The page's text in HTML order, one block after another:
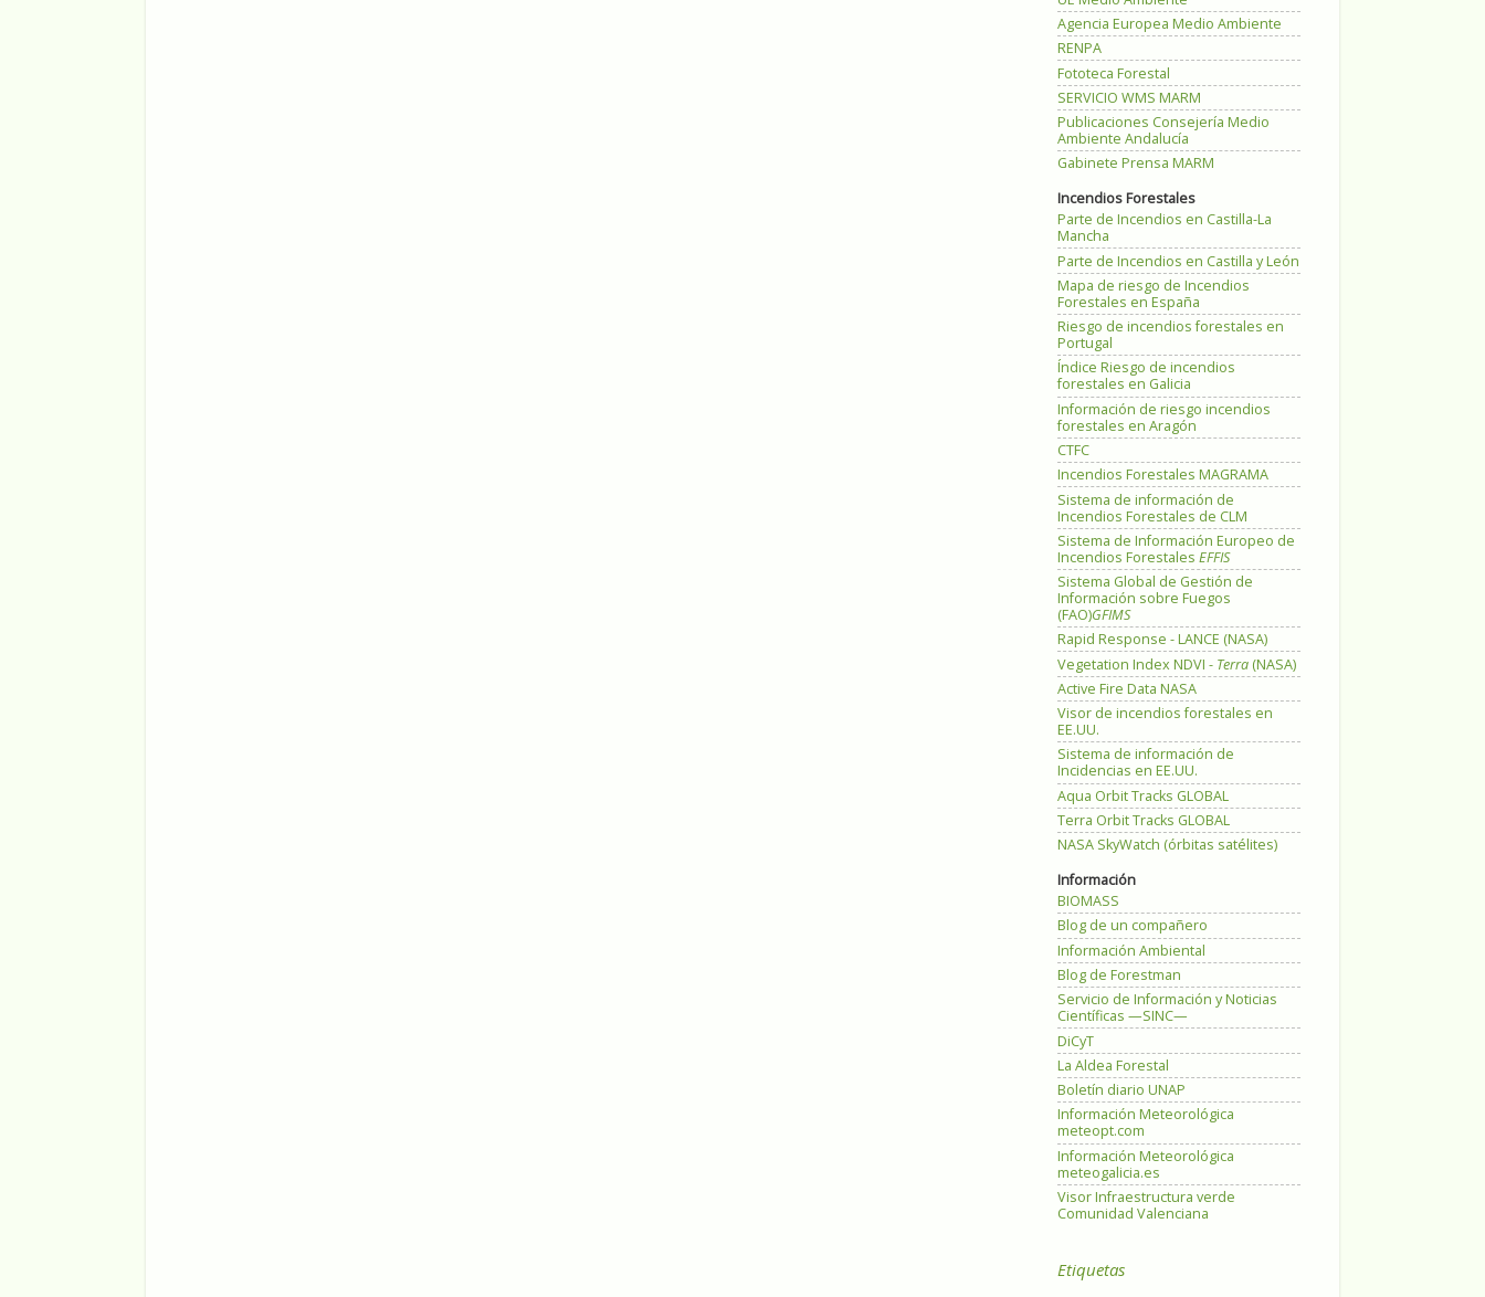
Agencia Europea Medio Ambiente
RENPA
Fototeca Forestal
SERVICIO WMS MARM
Publicaciones Consejería Medio
Ambiente Andalucía
Gabinete Prensa MARM
Incendios Forestales
Parte de Incendios en Castilla-La
Mancha
Parte de Incendios en Castilla y León
Mapa de riesgo de Incendios
Forestales en España
Riesgo de incendios forestales en
Portugal
Índice Riesgo de incendios
forestales en Galicia
Información de riesgo incendios
forestales en Aragón
CTFC
Incendios Forestales MAGRAMA
Sistema de información de
Incendios Forestales de CLM
Sistema de Información Europeo de
Incendios Forestales EFFIS
Sistema Global de Gestión de
Información sobre Fuegos
(FAO)GFIMS
Rapid Response - LANCE (NASA)
Vegetation Index NDVI - Terra (NASA)
Active Fire Data NASA
Visor de incendios forestales en
EE.UU.
Sistema de información de
Incidencias en EE.UU.
Aqua Orbit Tracks GLOBAL
Terra Orbit Tracks GLOBAL
NASA SkyWatch (órbitas satélites)
Información
BIOMASS
Blog de un compañero
Información Ambiental
Blog de Forestman
Servicio de Información y Noticias
Científicas —SINC—
DiCyT
La Aldea Forestal
Boletín diario UNAP
Información Meteorológica
meteopt.com
Información Meteorológica
meteogalicia.es
Visor Infraestructura verde
Comunidad Valenciana
Etiquetas